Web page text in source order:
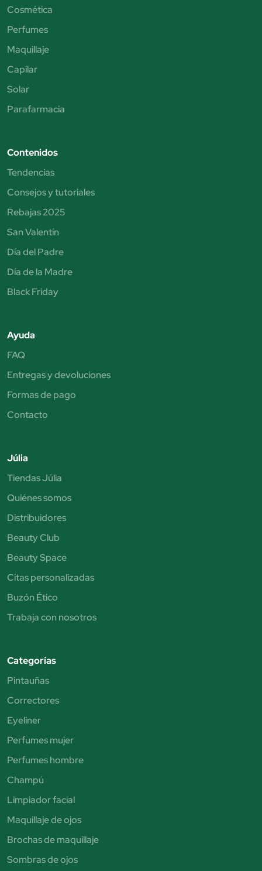
Cosmética
Perfumes
Maquillaje
Capilar
Solar
Parafarmacia
Contenidos
Tendencias
Consejos y tutoriales
Rebajas 2025
San Valentín
Día del Padre
Día de la Madre
Black Friday
Ayuda
FAQ
Entregas y devoluciones
Formas de pago
Contacto
Júlia
Tiendas Júlia
Quiénes somos
Distribuidores
Beauty Club
Beauty Space
Citas personalizadas
Buzón Ético
Trabaja con nosotros
Categorías
Pintauñas
Correctores
Eyeliner
Perfumes mujer
Perfumes hombre
Champú
Limpiador facial
Maquillaje de ojos
Brochas de maquillaje
Sombras de ojos